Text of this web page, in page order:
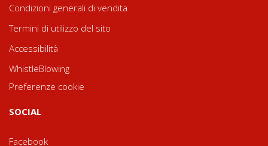
Condizioni generali di vendita
Termini di utilizzo del sito
Accessibilità
WhistleBlowing
Preferenze cookie
SOCIAL
Facebook